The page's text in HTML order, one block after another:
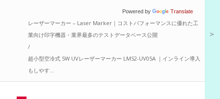
Powered by Translate
レーザーマーカー – Laser Marker｜コストパフォーマンスに優れた工
業向け印字機器・業界最多のテストデータベース公開
/
超小型空冷式 5W UVレーザーマーカー LMS2-UV05A ｜インライン導入
もしやす...
＞